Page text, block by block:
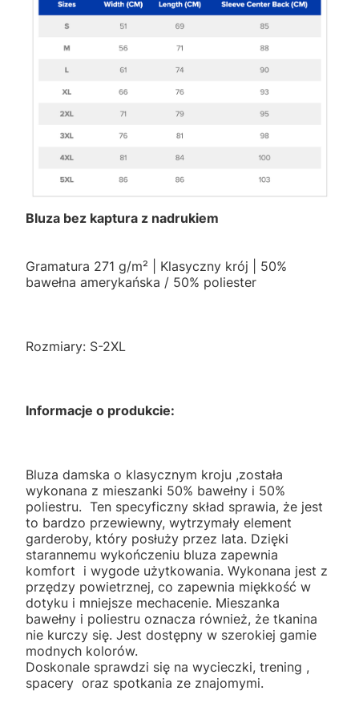
Bluza bez kaptura z nadrukiem
Gramatura 271 g/m² | Klasyczny krój | 50%
bawełna amerykańska / 50% poliester
Rozmiary: S-2XL
Informacje o produkcie:
Bluza damska o klasycznym kroju ,została
wykonana z mieszanki 50% bawełny i 50%
poliestru. Ten specyficzny skład sprawia, że jest
to bardzo przewiewny, wytrzymały element
garderoby, który posłuży przez lata. Dzięki
starannemu wykończeniu bluza zapewnia
komfort i wygode użytkowania. Wykonana jest z
przędzy powietrznej, co zapewnia miękkość w
dotyku i mniejsze mechacenie. Mieszanka
bawełny i poliestru oznacza również, że tkanina
nie kurczy się. Jest dostępny w szerokiej gamie
modnych kolorów.
Doskonale sprawdzi się na wycieczki, trening ,
spacery oraz spotkania ze znajomymi.